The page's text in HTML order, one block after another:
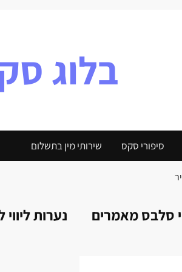
בלוג
סיפורי סקס שירותי מין בתשלום
נערות ליווי
סלבס מאמרים